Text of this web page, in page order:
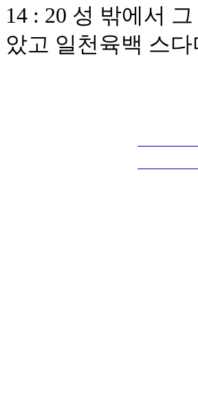
14 : 20 성 밖에서
았고 일천육백 스